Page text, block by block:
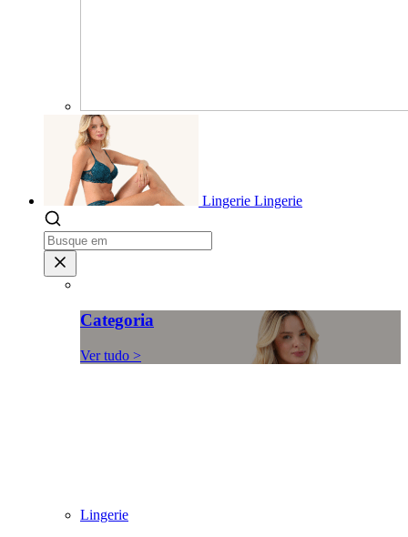
Lingerie Lingerie
Categoria
Ver tudo >
Lingerie